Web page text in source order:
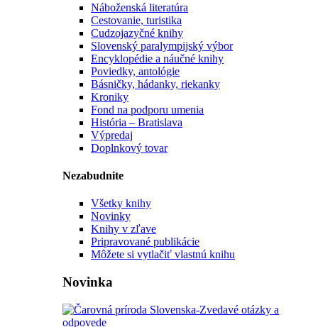
Náboženská literatúra
Cestovanie, turistika
Cudzojazyčné knihy
Slovenský paralympijský výbor
Encyklopédie a náučné knihy
Poviedky, antológie
Básničky, hádanky, riekanky
Kroniky
Fond na podporu umenia
História – Bratislava
Výpredaj
Doplnkový tovar
Nezabudnite
Všetky knihy
Novinky
Knihy v zľave
Pripravované publikácie
Môžete si vytlačiť vlastnú knihu
Novinka